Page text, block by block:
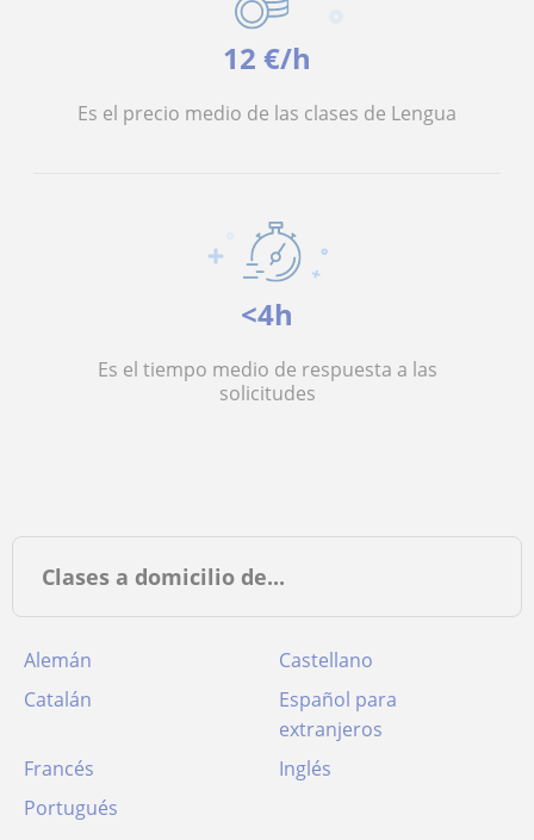
12 €/h
Es el precio medio de las clases de Lengua
<4h
Es el tiempo medio de respuesta a las
solicitudes
Clases a domicilio de...
Alemán
Castellano
Catalán
Español para
extranjeros
Francés
Inglés
Portugués